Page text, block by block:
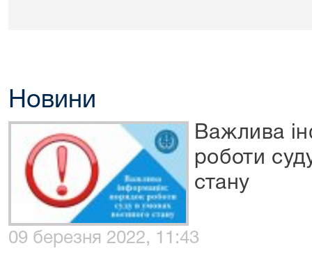
Новини
Важлива
роботи
стану
09 березня 2022, 11:43